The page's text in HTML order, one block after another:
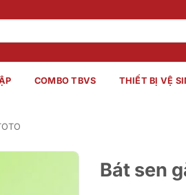
COMBO TBVS THIẾT BỊ VỆ
Bát sen